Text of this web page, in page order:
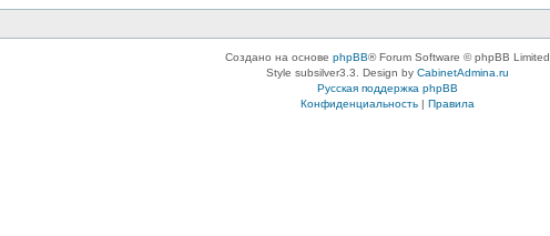
Создано на основе phpBB® Forum Software © phpBB Limited
Style subsilver3.3. Design by CabinetAdmina.ru
Русская поддержка phpBB
Конфиденциальность| Правила